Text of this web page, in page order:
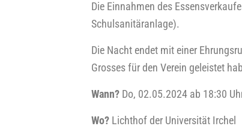
Die Ein­nah­men des
Schul­sa­ni­tär­an­la­ge).
Die Nacht endet mit einer
Gros­ses für den Ver­ein geleis­tet
Wann? Do, 02.05.2024 ab 18:30
Wo? Licht­hof der Uni­ver­si­tät Irchel